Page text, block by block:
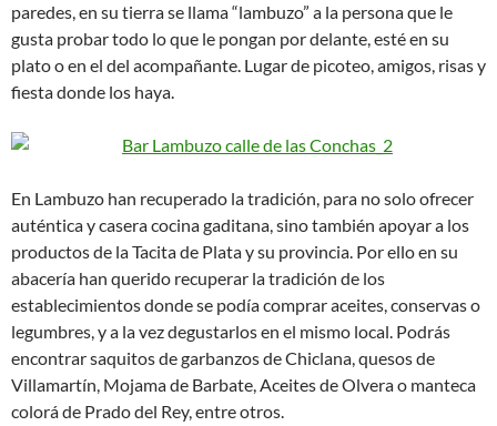
paredes, en su tierra se llama “lambuzo” a la persona que le
gusta probar todo lo que le pongan por delante, esté en su
plato o en el del acompañante. Lugar de picoteo, amigos, risas y
fiesta donde los haya.
En Lambuzo han recuperado la tradición, para no solo ofrecer
auténtica y casera cocina gaditana, sino también apoyar a los
productos de la Tacita de Plata y su provincia. Por ello en su
abacería han querido recuperar la tradición de los
establecimientos donde se podía comprar aceites, conservas o
legumbres, y a la vez degustarlos en el mismo local. Podrás
encontrar saquitos de garbanzos de Chiclana, quesos de
Villamartín, Mojama de Barbate, Aceites de Olvera o manteca
colorá de Prado del Rey, entre otros.